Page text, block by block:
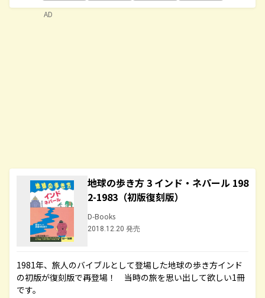
地球の歩き方 3 インド・ネパール 198
2-1983（初版復刻版）
D-Books
2018.12.20 発売
1981年、旅人のバイブルとして登場した地球の歩き方インド
の初版が復刻版で再登場！ 当時の旅を思い出して欲しい1冊
です。
AD